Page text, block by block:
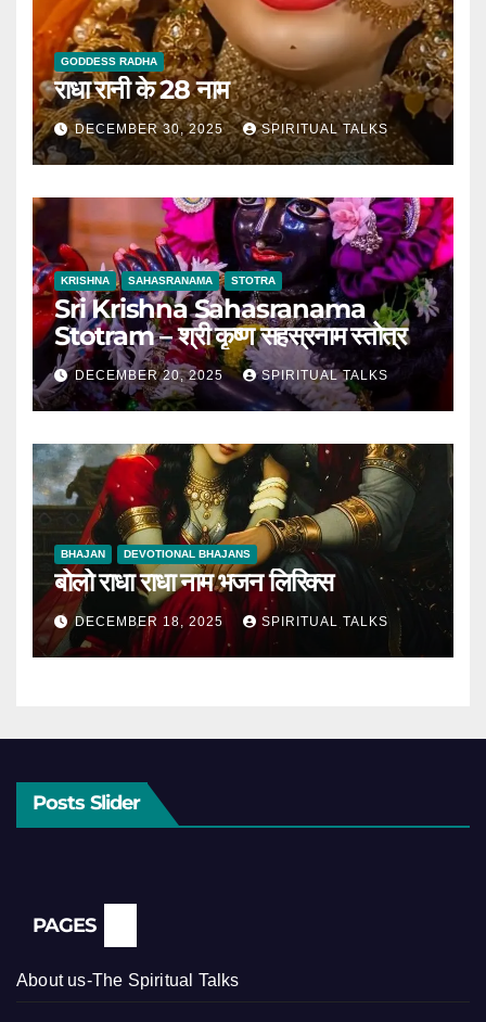
GODDESS RADHA
राधा रानी के 28 नाम
DECEMBER 30, 2025 SPIRITUAL TALKS
KRISHNA SAHASRANAMA STOTRA
Sri Krishna Sahasranama
Stotram – श्री कृष्ण सहस्रनाम स्तोत्र
DECEMBER 20, 2025 SPIRITUAL TALKS
BHAJAN DEVOTIONAL BHAJANS
बोलो राधा राधा नाम भजन लिरिक्स
DECEMBER 18, 2025 SPIRITUAL TALKS
Posts Slider
PAGES
About us-The Spiritual Talks